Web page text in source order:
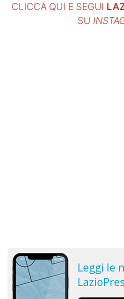
CLICCA QUI E SEGUI
SU